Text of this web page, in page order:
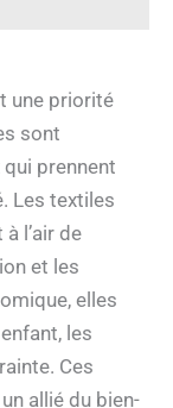
une priorité
sont
prennent
Les textiles
l’air de
et les
elles
les
Ces
allié du bien-